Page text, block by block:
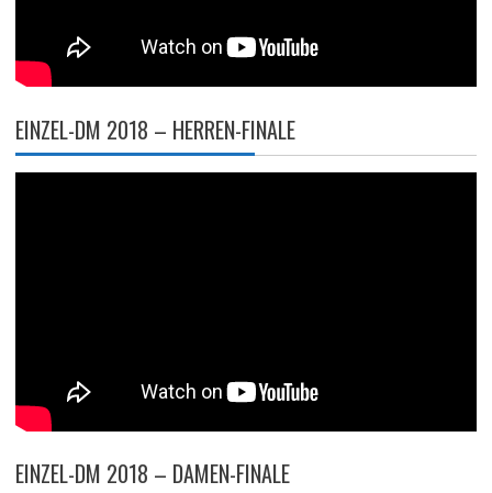
EINZEL-DM 2018 – HERREN-FINALE
EINZEL-DM 2018 – DAMEN-FINALE